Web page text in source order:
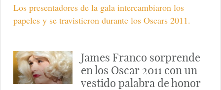
Los presentadores de la gala intercambiaron los
papeles y se travistieron durante los Oscars 2011.
James Franco sorprende
en los Oscar 2011 con un
vestido palabra de honor